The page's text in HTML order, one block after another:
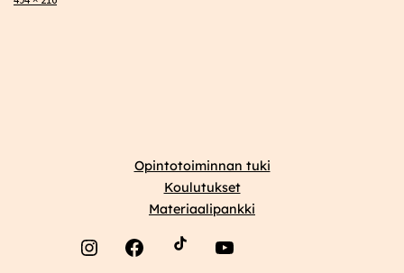
Opintotoiminnan tuki
Koulutukset
Materiaalipankki